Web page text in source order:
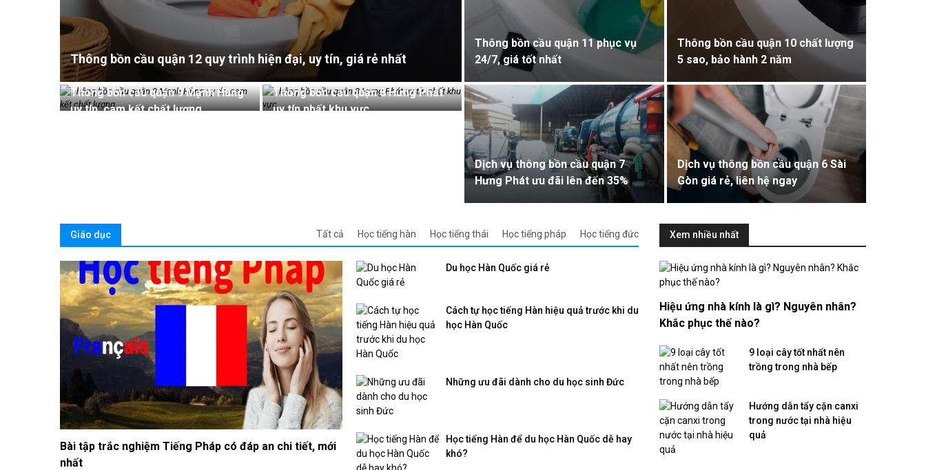
Thông bồn cầu quận 12 quy trình hiện đại, uy tín, giá rẻ nhất
Thông bồn cầu quận 11 phục vụ
24/7, giá tốt nhất
Thông bồn cầu quận 10 chất lượng
5 sao, bảo hành 2 năm
Thông bồn cầu quận 9 Mạnh Hùng
uy tín, cam kết chất lượng
Thông bồn cầu quận 8 Hưng Phát
uy tín nhất khu vực
Dịch vụ thông bồn cầu quận 7
Hưng Phát ưu đãi lên đến 35%
Dịch vụ thông bồn cầu quận 6 Sài
Gòn giá rẻ, liên hệ ngay
Giáo dục Tất cả Học tiếng hàn Học tiếng thái Học tiếng pháp Học tiếng đức
Bài tập trắc nghiệm Tiếng Pháp có đáp an chi tiết, mới
nhất
Du học Hàn Quốc giá rẻ
Cách tự học tiếng Hàn hiệu quả trước khi du
học Hàn Quốc
Những ưu đãi dành cho du học sinh Đức
Học tiếng Hàn để du học Hàn Quốc dễ hay
khó?
Xem nhiều nhất
Hiệu ứng nhà kính là gì? Nguyên nhân?
Khắc phục thế nào?
9 loại cây tốt nhất nên
trồng trong nhà bếp
Hướng dẫn tẩy cặn canxi
trong nước tại nhà hiệu
quả